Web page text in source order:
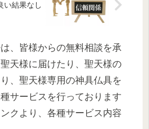
い結果なし
、皆様からの無料相談を承
天様に届けたり、聖天様の
、聖天様専用の神具仏具を
サービスを行っております
クより、各種サービス内容